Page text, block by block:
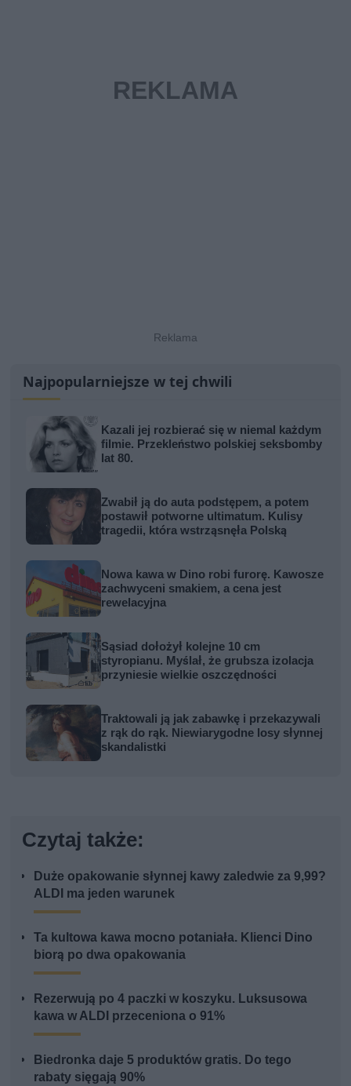
Najpopularniejsze w tej chwili
Kazali jej rozbierać się w niemal każdym
filmie. Przekleństwo polskiej seksbomby
lat 80.
Zwabił ją do auta podstępem, a potem
postawił potworne ultimatum. Kulisy
tragedii, która wstrząsnęła Polską
Nowa kawa w Dino robi furorę. Kawosze
zachwyceni smakiem, a cena jest
rewelacyjna
Sąsiad dołożył kolejne 10 cm
styropianu. Myślał, że grubsza izolacja
przyniesie wielkie oszczędności
Traktowali ją jak zabawkę i przekazywali
z rąk do rąk. Niewiarygodne losy słynnej
skandalistki
Czytaj także:
Duże opakowanie słynnej kawy zaledwie za 9,99?
ALDI ma jeden warunek
Ta kultowa kawa mocno potaniała. Klienci Dino
biorą po dwa opakowania
Rezerwują po 4 paczki w koszyku. Luksusowa
kawa w ALDI przeceniona o 91%
Biedronka daje 5 produktów gratis. Do tego
rabaty sięgają 90%